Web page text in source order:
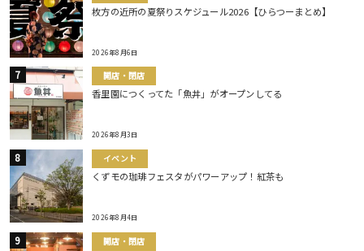
枚方の近所の夏祭りスケジュール2026【ひらつーまとめ】
2026年8月6日
開店・閉店
香里園につくってた「魚丼」がオープンしてる
2026年8月3日
イベント
くずモの珈琲フェスタがパワーアップ！紅茶も
2026年8月4日
開店・閉店